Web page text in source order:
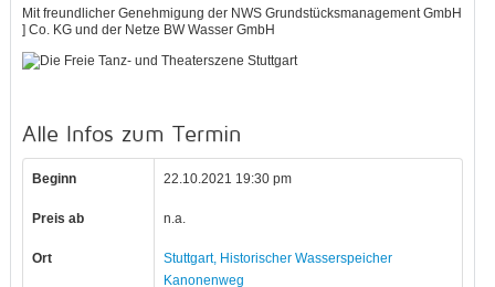
Mit freundlicher Genehmigung der NWS Grundstücksmanagement GmbH
] Co. KG und der Netze BW Wasser GmbH
Alle Infos zum Termin
Beginn 22.10.2021 19:30 pm
Preis ab n.a.
Ort
Stuttgart, Historischer Wasserspeicher
Kanonenweg